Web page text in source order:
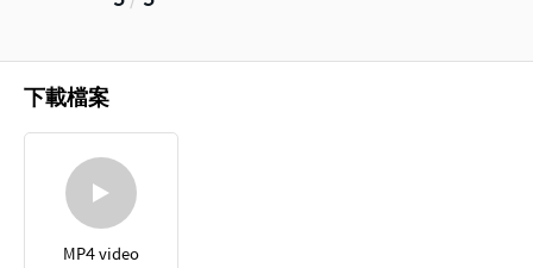
下載檔案
MP4 video